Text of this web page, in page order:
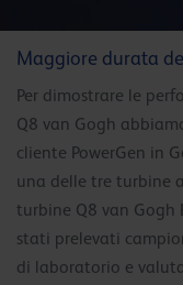
Maggiore durata
Per dimostrare le
Q8 van Gogh
cliente PowerGen in
una delle tre turbine
turbine Q8 van Gogh
stati prelevati
di laboratorio e